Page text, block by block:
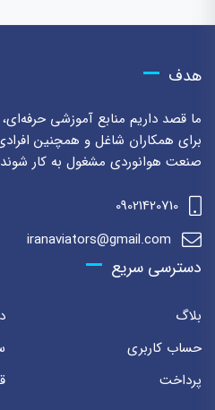
هدف
ما قصد داریم منابع آموزشی
برای همکاران شاغل و همچنین
صنعت هوانوردی مشغول به کار شوند
09021420710
iranaviators@gmail.com
دسترسی سریع
بلاگ
حساب کاربری
پرداخت